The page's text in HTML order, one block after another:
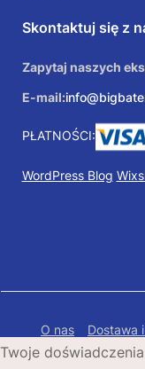
Skontaktuj się z
Zapytaj naszych
E-mail:
PŁATNOŚCI:
WordPress Blog
O nas Dostawa
Polityka
Twoje